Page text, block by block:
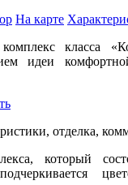
На карте
класса
идеи
отделка,
который